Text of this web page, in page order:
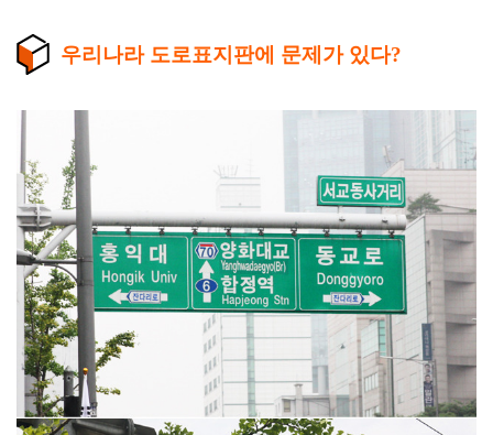
우리나라 도로표지판에 문제가 있다?